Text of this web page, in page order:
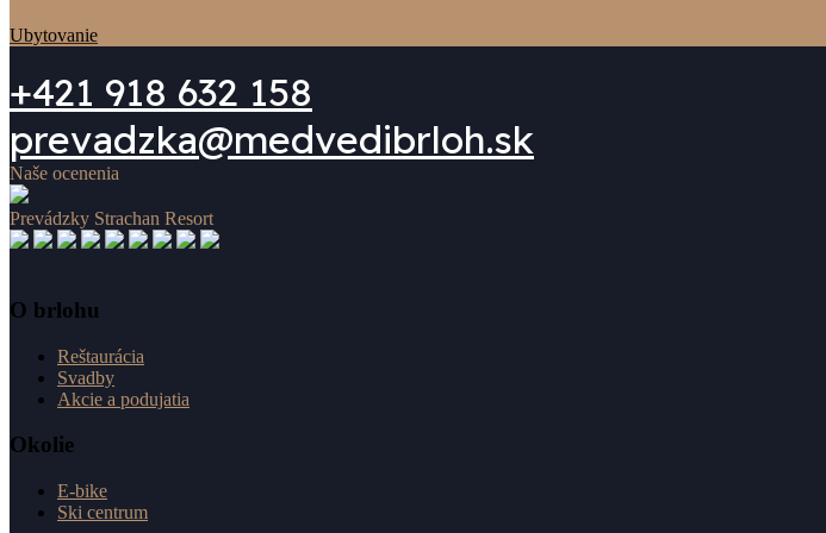
Ubytovanie
+421 918 632 158
prevadzka@medvedibrloh.sk
Naše ocenenia
Prevádzky Strachan Resort
O brlohu
Reštaurácia
Svadby
Akcie a podujatia
Okolie
E-bike
Ski centrum